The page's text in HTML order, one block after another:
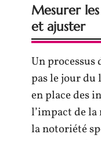
Mesurer
et ajuster
Un processus
pas le jour du
en place des
l’impact de
la notoriété